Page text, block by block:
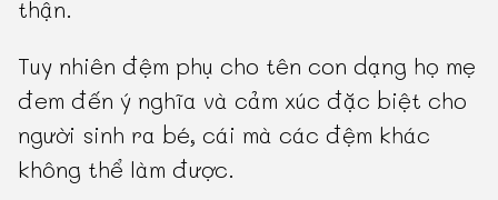
thận.
Tuy nhiên đệm phụ cho tên con dạng họ mẹ
đem đến ý nghĩa và cảm xúc đặc biệt cho
người sinh ra bé, cái mà các đệm khác
không thể làm được.